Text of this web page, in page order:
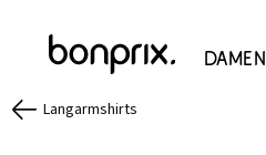
Damen
Langarmshirts